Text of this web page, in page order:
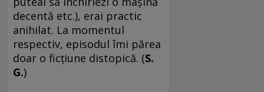
decentă etc.), erai practic
anihilat. La momentul
respectiv, episodul îmi părea
doar o ficțiune distopică. (S.
G.)